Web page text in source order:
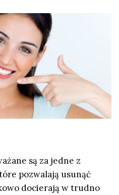
są za jedne z
pozwalają usunąć
docierają w trudno